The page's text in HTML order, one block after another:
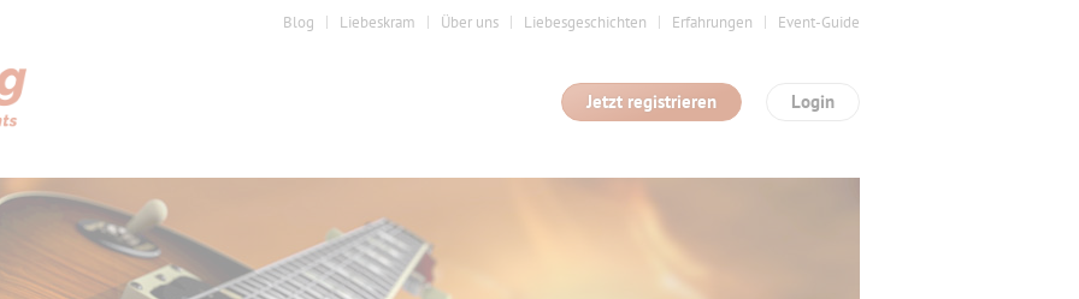
Blog Liebeskram Über uns Liebesgeschichten Erfahrungen Event-Guide
Login
Jetzt registrieren